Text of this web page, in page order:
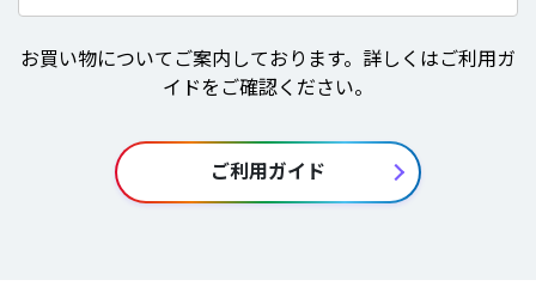
お買い物についてご案内しております。詳しくはご利用ガ
イドをご確認ください。
ご利用ガイド